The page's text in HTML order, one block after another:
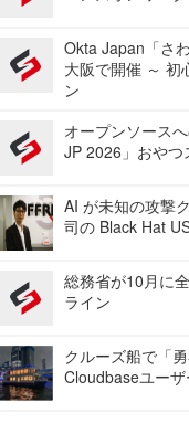
Okta Japan「さ
大阪で開催 ～ 初
ン
オープンソース
JP 2026」おやつ
AI が未知の攻撃
司の Black Hat
総務省が10月に
ライン
クルーズ船で「
Cloudbaseユー